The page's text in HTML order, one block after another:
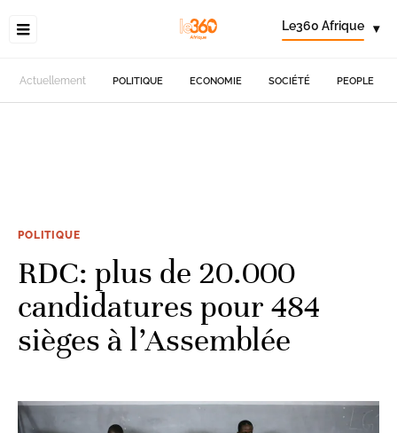
Le360 Afrique ▾
Actuellement POLITIQUE ECONOMIE SOCIÉTÉ PEOPLE
POLITIQUE
RDC: plus de 20.000
candidatures pour 484
sièges à l’Assemblée